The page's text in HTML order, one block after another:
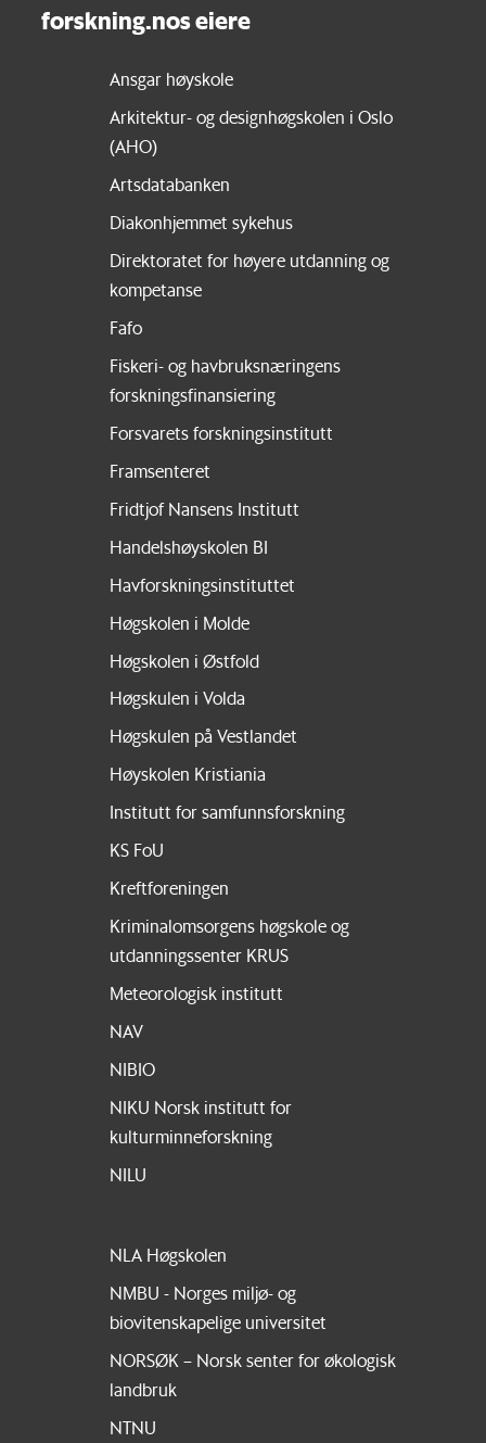
forskning.nos eiere
Ansgar høyskole
Arkitektur- og designhøgskolen i Oslo
(AHO)
Artsdatabanken
Diakonhjemmet sykehus
Direktoratet for høyere utdanning og
kompetanse
Fafo
Fiskeri- og havbruksnæringens
forskningsfinansiering
Forsvarets forskningsinstitutt
Framsenteret
Fridtjof Nansens Institutt
Handelshøyskolen BI
Havforskningsinstituttet
Høgskolen i Molde
Høgskolen i Østfold
Høgskulen i Volda
Høgskulen på Vestlandet
Høyskolen Kristiania
Institutt for samfunnsforskning
KS FoU
Kreftforeningen
Kriminalomsorgens høgskole og
utdanningssenter KRUS
Meteorologisk institutt
NAV
NIBIO
NIKU Norsk institutt for
kulturminneforskning
NILU
NLA Høgskolen
NMBU - Norges miljø- og
biovitenskapelige universitet
NORSØK – Norsk senter for økologisk
landbruk
NTNU